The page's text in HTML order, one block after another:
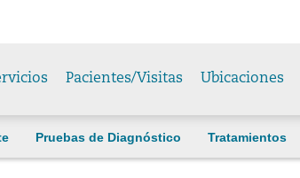
Pacientes/Visitas Ubicaciones
Pruebas de Diagnóstico Tratamientos